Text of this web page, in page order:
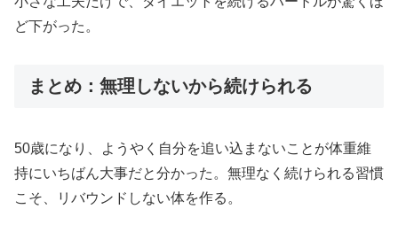
ど下がった。
まとめ：無理しないから続けられる
50歳になり、ようやく自分を追い込まないことが体重維
持にいちばん大事だと分かった。無理なく続けられる習慣
こそ、リバウンドしない体を作る。